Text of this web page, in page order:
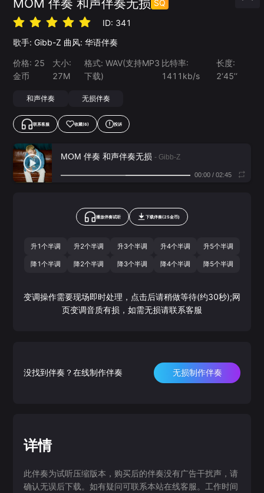
MOM 伴奏 和声伴奏无损 SQ
ID: 341
歌手: Gibb-Z 曲风: 华语伴奏
价格: 25
金币
大小:
27M
格式: WAV(支持MP3
下载)
比特率:
1411 kb/s
长度:
2‘45’‘
和声伴奏 无损伴奏
联系客服 收藏(6) 投诉
MOM 伴奏 和声伴奏无损 - Gibb-Z
00:00/ 02:45
播放伴奏试听 下载伴奏(25金币)
升1个半调 升2个半调 升3个半调 升4个半调 升5个半调
降1个半调 降2个半调 降3个半调 降4个半调 降5个半调
变调操作需要现场即时处理，点击后请稍做等待(约30秒);网
页变调音质有损，如需无损请联系客服
没找到伴奏？在线制作伴奏 无损制作伴奏
详情
此伴奏为试听压缩版本，购买后的伴奏没有广告干扰声，请
确认无误后下载。如有疑问可联系本站在线客服。工作时间